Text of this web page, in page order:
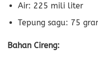
Air: 225 mili liter
Tepung sagu: 75
Bahan Cireng: